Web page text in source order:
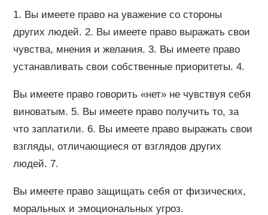
1. Вы имеете право на уважение со стороны
других людей. 2. Вы имеете право выражать свои
чувства, мнения и желания. 3. Вы имеете право
устанавливать свои собственные приоритеты. 4.
Вы имеете право говорить «нет» не чувствуя себя
виноватым. 5. Вы имеете право получить то, за
что заплатили. 6. Вы имеете право выражать свои
взгляды, отличающиеся от взглядов других
людей. 7.
Вы имеете право защищать себя от физических,
моральных и эмоциональных угроз.